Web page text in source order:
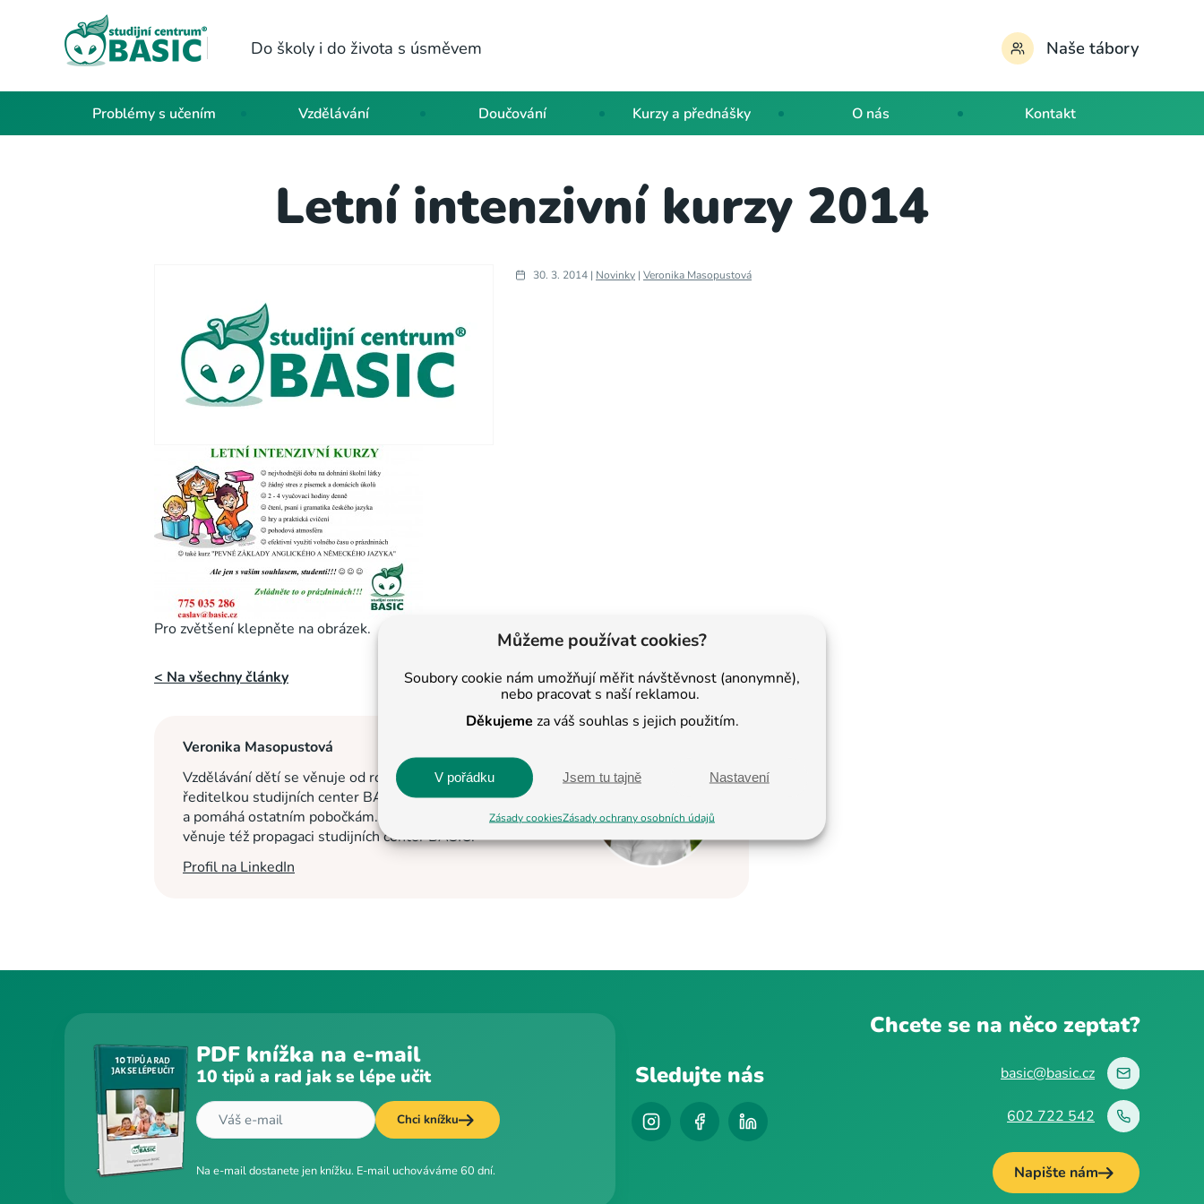
Můžeme používat cookies?
Soubory cookie nám umožňují měřit návštěvnost (anonymně),
nebo pracovat s naší reklamou.
Děkujeme za váš souhlas s jejich použitím.
V pořádku Jsem tu tajně Nastavení
Zásady cookiesZásady ochrany osobních údajů
Do školy i do života s úsměvem Naše tábory
Problémy s učením Vzdělávání Doučování Kurzy a přednášky O nás Kontakt
Letní intenzivní kurzy 2014
30. 3. 2014 | Novinky | Veronika Masopustová
Pro zvětšení klepněte na obrázek.
< Na všechny články
Veronika Masopustová
Vzdělávání dětí se věnuje od roku 2013. Nyní je
ředitelkou studijních center BASIC v Jihlavě a Pelhřimově
a pomáhá ostatním pobočkám. Na celostátní úrovni se
věnuje též propagaci studijních center BASIC.
Profil na LinkedIn
PDF knížka na e-mail
10 tipů a rad jak se lépe učit
Chci knížku
Na e-mail dostanete jen knížku. E-mail uchováváme 60 dní.
Sledujte nás
Chcete se na něco zeptat?
basic@basic.cz
602 722 542
Napište nám